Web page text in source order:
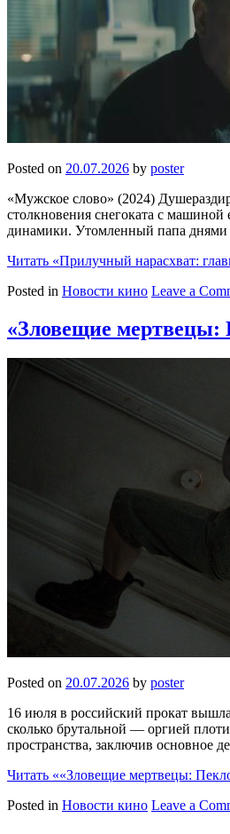
Posted on 20.07.2026 by poster
«Мужское слово» (2024)
столкновения снегоката с
динамики. Утомленный папа
Читать «Прилучный нарасхват:
Posted in Новости кино Leave a
«Зловещие мертвецы:
Posted on 20.07.2026 by poster
16 июля в российский прокат
сколько брутальной — оргией
пространства, заключив основное
Читать ««Зловещие мертвецы:
Posted in Новости кино Leave a